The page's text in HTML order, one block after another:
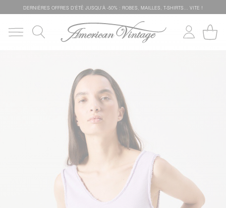
DERNIÈRES OFFRES D'ÉTÊ JUSQU'À -50% : ROBES, MAILLES, T-SHIRTS... VITE !